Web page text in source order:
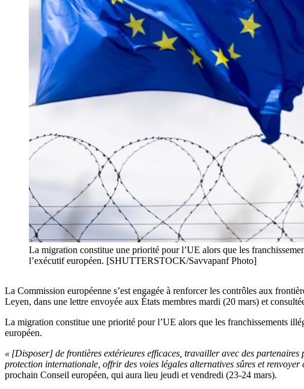
La migration constitue une priorité pour l’UE alors que les
l’exécutif européen. [SHUTTERSTOCK/Savvapanf Photo]
La Commission européenne s’est engagée à renforcer les contrôles aux
Leyen, dans une lettre envoyée aux États membres mardi (20 mars) et
La migration constitue une priorité pour l’UE alors que les franchissements
européen.
« [Disposer] de frontières extérieures efficaces, travailler avec des
protection internationale, offrir des voies légales alternatives sûres et renvoyer
prochain Conseil européen, qui aura lieu jeudi et vendredi (23-24 mars).